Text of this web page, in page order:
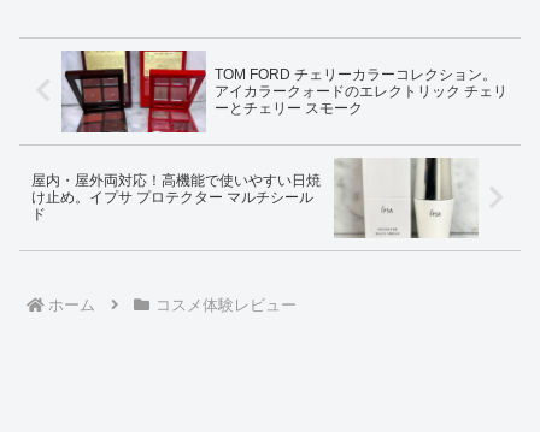
TOM FORD チェリーカラーコレクション。
アイカラークォードのエレクトリック チェリ
ーとチェリー スモーク
屋内・屋外両対応！高機能で使いやすい日焼
け止め。イプサ プロテクター マルチシール
ド
ホーム コスメ体験レビュー